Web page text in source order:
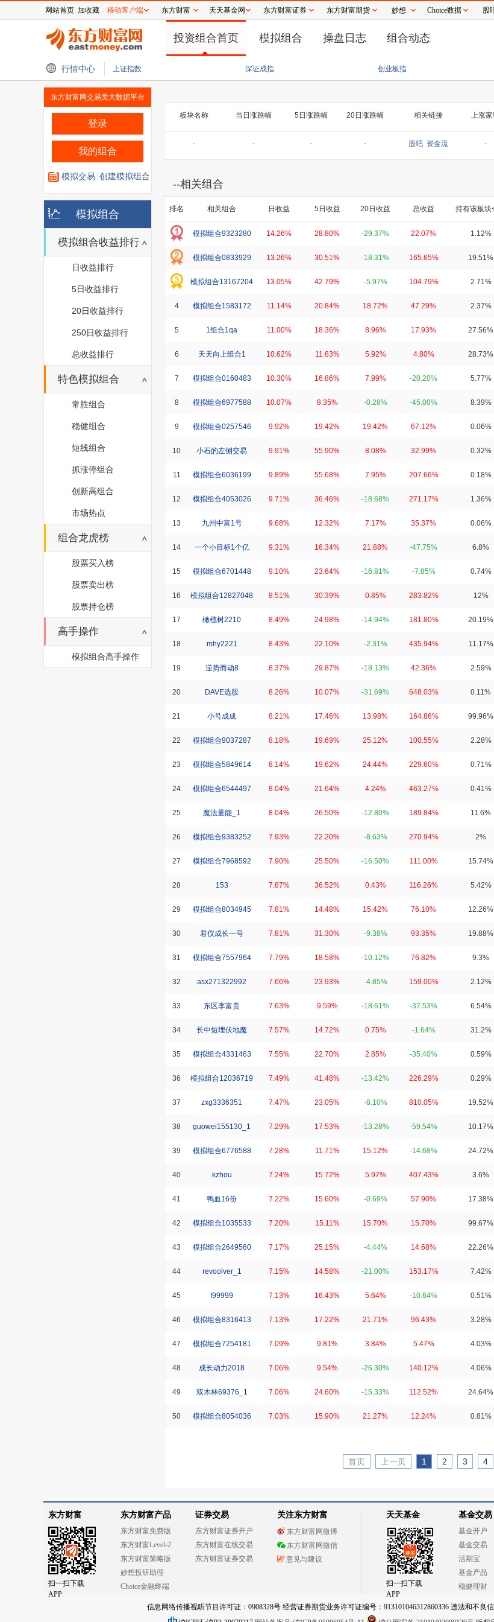
网站首页 加收藏 移动客户端 东方财富 天天基金网 东方财富证券 东方财富期货 妙想 Choice数据 股
投资组合首页 模拟组合 操盘日志 组合动态
行情中心 上证指数 深证成指 创业板指
进一步扩大跌幅 SK海力士下跌5% 【新华解读】7月外贸进出口观察：AI与新能源产业打开出口增长新空间 美股存储板块走低 希捷科技跌超7%
东方财富网交易类大数据平台
登录
我的组合
模拟交易 创建模拟组合
模拟组合
模拟组合收益排行
日收益排行
5日收益排行
20日收益排行
250日收益排行
总收益排行
特色模拟组合
常胜组合
稳健组合
短线组合
抓涨停组合
创新高组合
市场热点
组合龙虎榜
股票买入榜
股票卖出榜
股票持仓榜
高手操作
模拟组合高手操作
板块名称 当日涨跌幅 5日涨跌幅 20日涨跌幅 相关链接 上涨
- - - - 股吧 资金流 -
--相关组合
排名 相关组合 日收益 5日收益 20日收益 总收益 持有该板块
模拟组合9323280 14.26% 28.80% -29.37% 22.07% 1.12%
模拟组合0833929 13.26% 30.51% -18.31% 165.65% 19.51%
模拟组合13167204 13.05% 42.79% -5.97% 104.79% 2.71%
4 模拟组合1583172 11.14% 20.84% 18.72% 47.29% 2.37%
5 1组合1qa 11.00% 18.36% 8.96% 17.93% 27.56%
6 天天向上组合1 10.62% 11.63% 5.92% 4.80% 28.73%
7 模拟组合0160483 10.30% 16.86% 7.99% -20.20% 5.77%
8 模拟组合6977588 10.07% 8.35% -0.28% -45.00% 8.39%
9 模拟组合0257546 9.92% 19.42% 19.42% 67.12% 0.06%
10 小石的左侧交易 9.91% 55.90% 8.08% 32.99% 0.32%
11 模拟组合6036199 9.89% 55.68% 7.95% 207.66% 0.18%
12 模拟组合4053026 9.71% 36.46% -18.68% 271.17% 1.36%
13 九州中富1号 9.68% 12.32% 7.17% 35.37% 0.06%
14 一个小目标1个亿 9.31% 16.34% 21.88% -47.75% 6.8%
15 模拟组合6701448 9.10% 23.64% -16.81% -7.85% 0.74%
16 模拟组合12827048 8.51% 30.39% 0.85% 283.82% 12%
17 橄榄树2210 8.49% 24.98% -14.94% 181.80% 20.19%
18 mhy2221 8.43% 22.10% -2.31% 435.94% 11.17%
19 逆势而动8 8.37% 29.87% -18.13% 42.36% 2.59%
20 DAVE选股 8.26% 10.07% -31.69% 648.03% 0.11%
21 小号成成 8.21% 17.46% 13.98% 164.86% 99.96%
22 模拟组合9037287 8.18% 19.69% 25.12% 100.55% 2.28%
23 模拟组合5849614 8.14% 19.62% 24.44% 229.60% 0.71%
24 模拟组合6544497 8.04% 21.64% 4.24% 463.27% 0.41%
25 魔法量能_1 8.04% 26.50% -12.80% 189.84% 11.6%
26 模拟组合9383252 7.93% 22.20% -8.63% 270.94% 2%
27 模拟组合7968592 7.90% 25.50% -16.50% 111.00% 15.74%
28 153 7.87% 36.52% 0.43% 116.26% 5.42%
29 模拟组合8034945 7.81% 14.48% 15.42% 76.10% 12.26%
30 君仪成长一号 7.81% 31.30% -9.38% 93.35% 19.88%
31 模拟组合7557964 7.79% 18.58% -10.12% 76.82% 9.3%
32 asx271322992 7.66% 23.93% -4.85% 159.00% 2.12%
33 东区李富贵 7.63% 9.59% -18.61% -37.53% 6.54%
34 长中短埋伏地魔 7.57% 14.72% 0.75% -1.64% 31.2%
35 模拟组合4331463 7.55% 22.70% 2.85% -35.40% 0.59%
36 模拟组合12036719 7.49% 41.48% -13.42% 226.29% 0.29%
37 zxg3336351 7.47% 23.05% -8.10% 810.05% 19.52%
38 guowei155130_1 7.29% 17.53% -13.28% -59.54% 10.17%
39 模拟组合6776588 7.28% 11.71% 15.12% -14.68% 24.72%
40 kzhou 7.24% 15.72% 5.97% 407.43% 3.6%
41 鸭血16份 7.22% 15.60% -0.69% 57.90% 17.38%
42 模拟组合1035533 7.20% 15.11% 15.70% 15.70% 99.67%
43 模拟组合2649560 7.17% 25.15% -4.44% 14.68% 22.26%
44 revoolver_1 7.15% 14.58% -21.00% 153.17% 7.42%
45 f99999 7.13% 16.43% 5.64% -10.64% 0.51%
46 模拟组合8316413 7.13% 17.22% 21.71% 96.43% 3.28%
47 模拟组合7254181 7.09% 9.81% 3.84% 5.47% 4.03%
48 成长动力2018 7.06% 9.54% -26.30% 140.12% 4.06%
49 双木林69376_1 7.06% 24.60% -15.33% 112.52% 24.64%
50 模拟组合8054036 7.03% 15.90% 21.27% 12.24% 0.81%
首页 上一页 1 2 3 4